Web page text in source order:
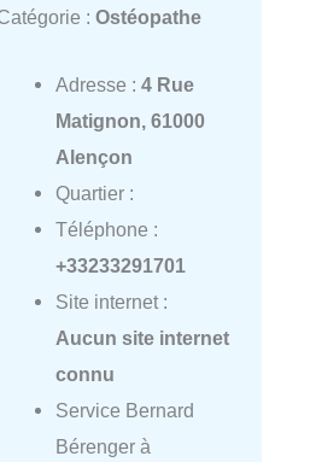
: Ostéopathe
Adresse : 4 Rue
Matignon, 61000
Alençon
Quartier :
Téléphone :
+33233291701
Site internet :
Aucun site internet
connu
Service Bernard
Bérenger à